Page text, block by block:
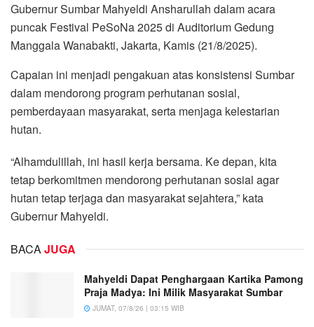
Gubernur Sumbar Mahyeldi Ansharullah dalam acara
puncak Festival PeSoNa 2025 di Auditorium Gedung
Manggala Wanabakti, Jakarta, Kamis (21/8/2025).
Capaian ini menjadi pengakuan atas konsistensi Sumbar
dalam mendorong program perhutanan sosial,
pemberdayaan masyarakat, serta menjaga kelestarian
hutan.
“Alhamdulillah, ini hasil kerja bersama. Ke depan, kita
tetap berkomitmen mendorong perhutanan sosial agar
hutan tetap terjaga dan masyarakat sejahtera,” kata
Gubernur Mahyeldi.
BACAJUGA
Mahyeldi Dapat Penghargaan Kartika Pamong
Praja Madya: Ini Milik Masyarakat Sumbar
JUMAT, 07/8/26 | 03:15 WIB